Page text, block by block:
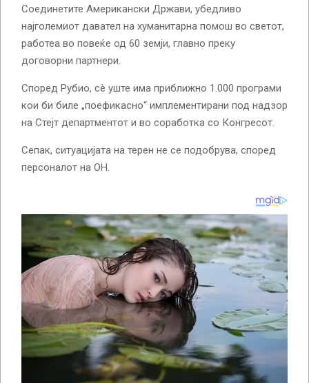
Соединетите Американски Држави, убедливо
најголемиот давател на хуманитарна помош во светот,
работеа во повеќе од 60 земји, главно преку
договорни партнери.
Според Рубио, сè уште има приближно 1.000 програми
кои би биле „поефикасно“ имплементирани под надзор
на Стејт департментот и во соработка со Конгресот.
Сепак, ситуацијата на терен не се подобрува, според
персоналот на ОН.